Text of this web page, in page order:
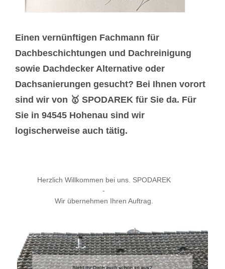
Einen vernünftigen Fachmann für
Dachbeschichtungen und Dachreinigung
sowie Dachdecker Alternative oder
Dachsanierungen gesucht? Bei Ihnen vorort
sind wir von 🥇 SPODAREK für Sie da. Für
Sie in 94545 Hohenau sind wir
logischerweise auch tätig.
Herzlich Willkommen bei uns. SPODAREK
-
Wir übernehmen Ihren Auftrag.